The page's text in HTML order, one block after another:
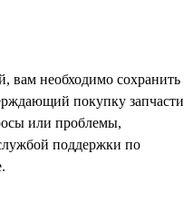
вам необходимо сохранить
покупку запчасти
или проблемы,
поддержки по